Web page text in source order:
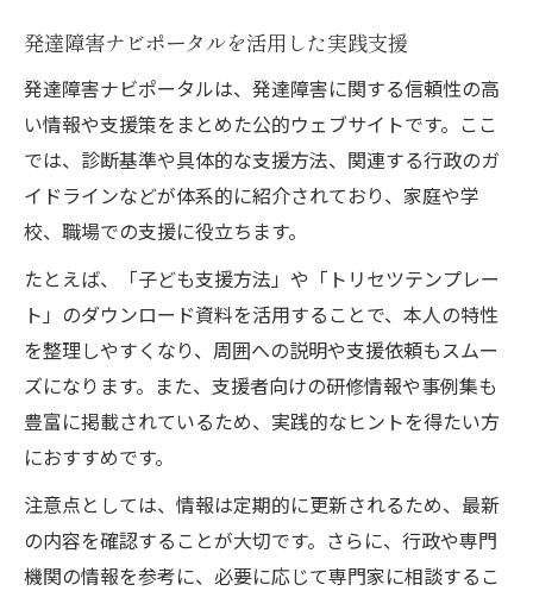
発達障害ナビポータルを活用した実践支援
発達障害ナビポータルは、発達障害に関する信頼性の高
い情報や支援策をまとめた公的ウェブサイトです。ここ
では、診断基準や具体的な支援方法、関連する行政のガ
イドラインなどが体系的に紹介されており、家庭や学
校、職場での支援に役立ちます。
たとえば、「子ども支援方法」や「トリセツテンプレー
ト」のダウンロード資料を活用することで、本人の特性
を整理しやすくなり、周囲への説明や支援依頼もスムー
ズになります。また、支援者向けの研修情報や事例集も
豊富に掲載されているため、実践的なヒントを得たい方
におすすめです。
注意点としては、情報は定期的に更新されるため、最新
の内容を確認することが大切です。さらに、行政や専門
機関の情報を参考に、必要に応じて専門家に相談するこ